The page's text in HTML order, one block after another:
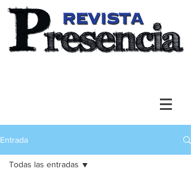
Entrada
Todas las entradas